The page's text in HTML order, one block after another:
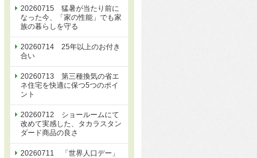
20260715 猛暑が当たり前に
なった今、「家の性能」でも家
族の暮らしを守る
20260714 25年以上のお付き
合い
20260713 第三種換気の省エ
ネ住宅を快適に保つ5つのポイ
ント
20260712 ショールームにて
改めて実感した、タカラスタン
ダード商品の良さ
20260711 「世界人口デー」